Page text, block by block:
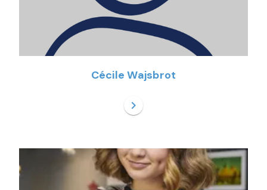
Cécile Wajsbrot
chevron_right